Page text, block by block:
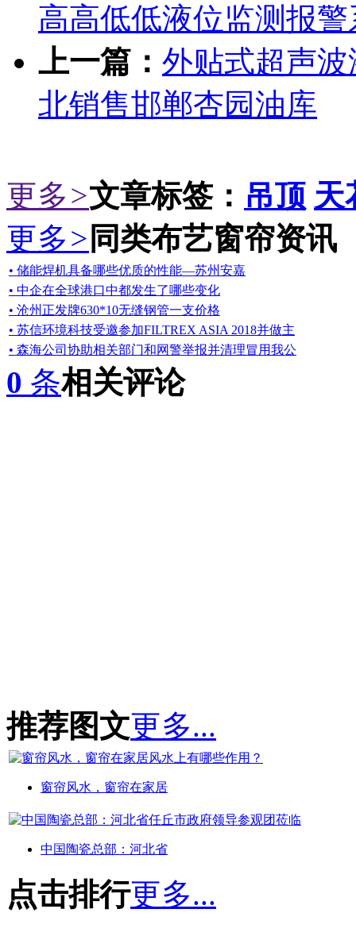
高高低低液位监测报警
上一篇： 外贴式超声
北销售邯郸杏园油库
更多>文章标签： 吊顶 天
更多> 同类布艺窗帘资讯
• 储能焊机具备哪些优质的性能—苏州安嘉
• 中企在全球港口中都发生了哪些变化
• 沧州正发牌630*10无缝钢管一支价格
• 苏信环境科技受邀参加FILTREX ASIA 2018并做主
• 森海公司协助相关部门和网警举报并清理冒用我公
0 条相关评论
推荐图文更多...
窗帘风水，窗帘在家居
中国陶瓷总部：河北省
点击排行更多...